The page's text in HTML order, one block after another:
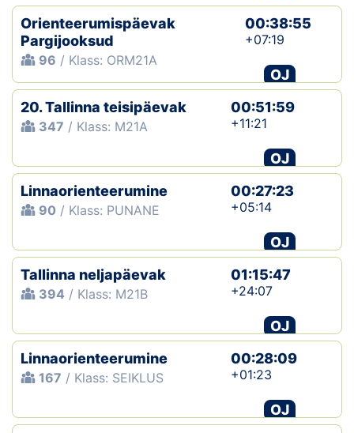
Orienteerumispäevak
Pargijooksud
96 / Klass: ORM21A
00:38:55
+07:19
OJ
20. Tallinna teisipäevak
347 / Klass: M21A
00:51:59
+11:21
OJ
Linnaorienteerumine
90 / Klass: PUNANE
00:27:23
+05:14
OJ
Tallinna neljapäevak
394 / Klass: M21B
01:15:47
+24:07
OJ
Linnaorienteerumine
167 / Klass: SEIKLUS
00:28:09
+01:23
OJ